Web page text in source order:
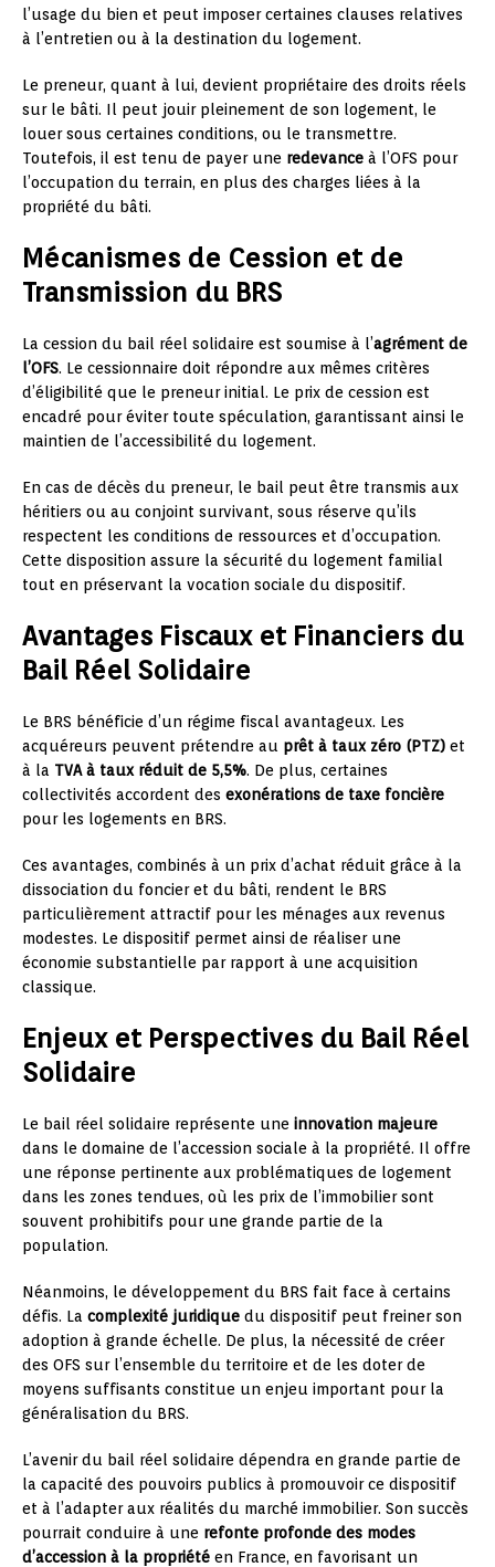
l’usage du bien et peut imposer certaines clauses relatives
à l’entretien ou à la destination du logement.
Le preneur, quant à lui, devient propriétaire des droits réels
sur le bâti. Il peut jouir pleinement de son logement, le
louer sous certaines conditions, ou le transmettre.
Toutefois, il est tenu de payer une redevance à l’OFS pour
l’occupation du terrain, en plus des charges liées à la
propriété du bâti.
Mécanismes de Cession et de
Transmission du BRS
La cession du bail réel solidaire est soumise à l’agrément de
l’OFS. Le cessionnaire doit répondre aux mêmes critères
d’éligibilité que le preneur initial. Le prix de cession est
encadré pour éviter toute spéculation, garantissant ainsi le
maintien de l’accessibilité du logement.
En cas de décès du preneur, le bail peut être transmis aux
héritiers ou au conjoint survivant, sous réserve qu’ils
respectent les conditions de ressources et d’occupation.
Cette disposition assure la sécurité du logement familial
tout en préservant la vocation sociale du dispositif.
Avantages Fiscaux et Financiers du
Bail Réel Solidaire
Le BRS bénéficie d’un régime fiscal avantageux. Les
acquéreurs peuvent prétendre au prêt à taux zéro (PTZ) et
à la TVA à taux réduit de 5,5%. De plus, certaines
collectivités accordent des exonérations de taxe foncière
pour les logements en BRS.
Ces avantages, combinés à un prix d’achat réduit grâce à la
dissociation du foncier et du bâti, rendent le BRS
particulièrement attractif pour les ménages aux revenus
modestes. Le dispositif permet ainsi de réaliser une
économie substantielle par rapport à une acquisition
classique.
Enjeux et Perspectives du Bail Réel
Solidaire
Le bail réel solidaire représente une innovation majeure
dans le domaine de l’accession sociale à la propriété. Il offre
une réponse pertinente aux problématiques de logement
dans les zones tendues, où les prix de l’immobilier sont
souvent prohibitifs pour une grande partie de la
population.
Néanmoins, le développement du BRS fait face à certains
défis. La complexité juridique du dispositif peut freiner son
adoption à grande échelle. De plus, la nécessité de créer
des OFS sur l’ensemble du territoire et de les doter de
moyens suffisants constitue un enjeu important pour la
généralisation du BRS.
L’avenir du bail réel solidaire dépendra en grande partie de
la capacité des pouvoirs publics à promouvoir ce dispositif
et à l’adapter aux réalités du marché immobilier. Son succès
pourrait conduire à une refonte profonde des modes
d’accession à la propriété en France, en favorisant un